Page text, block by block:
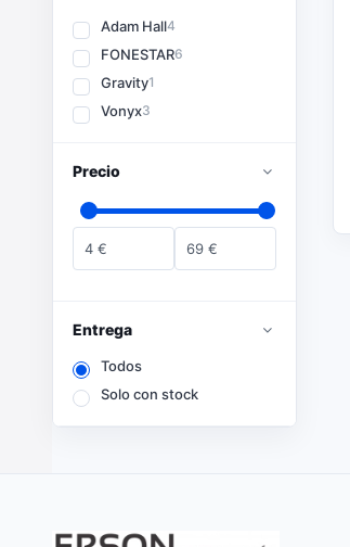
Adam Hall4
FONESTAR6
Gravity1
Vonyx3
Precio
4 € 69 €
Entrega
Todos
Solo con stock